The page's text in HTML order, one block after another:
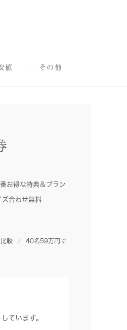
値 その他
お得な特典＆プラン
ズ合わせ無料
較
40名59万円で
ています。